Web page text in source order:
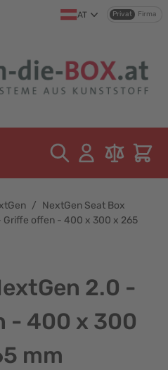
AT Privat Firma
/ NextGen Seat Box
Griffe offen - 400 x 300 x 265
2.0 -
- 400 x 300
mm